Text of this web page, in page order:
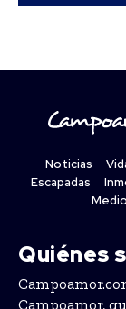
Noticias
Escapadas
Quiénes
Campoamor,